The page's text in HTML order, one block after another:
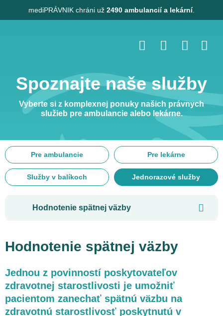
mediPRÁVNIK chráni už 2490 ambulancií a lekární.
Spoznajte naše služby
Vyberte si z komplexnej ponuky našich právnych
služieb pre ambulancie alebo lekárne.
Pre ambulancie Pre lekárne
Služby v balíkoch Jednorazové služby
Hodnotenie spätnej väzby
GDPR pre ambulancie
Systémy hodnotenia bezpečnosti pacienta
Hodnotenie spätnej väzby
Jednou z povinností poskytovateľov
zdravotnej starostlivosti je umožniť
pacientom zanechať spätnú väzbu na
zdravotnú starostlivosť poskytnutú v